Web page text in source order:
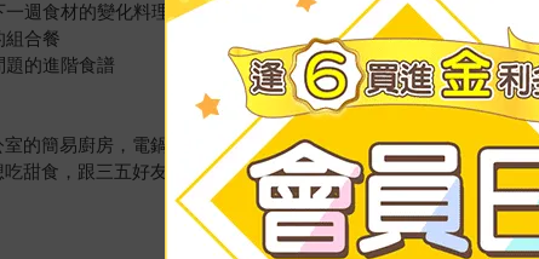
週食材的變化料理
組合餐
的進階食譜
的簡易廚房，電鍋、小烤箱、瓦斯爐（電磁爐），就可以料理出
甜食，跟三五好友聚會貪杯時，要如何聰明調配，避免血糖震